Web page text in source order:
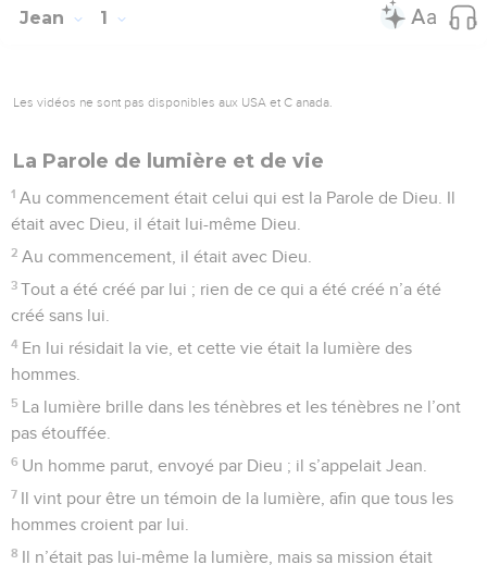
Jean 1
Les vidéos ne sont pas disponibles aux USA et C anada.
La Parole de lumière et de vie
1 Au commencement était celui qui est la Parole de Dieu. Il
était avec Dieu, il était lui-même Dieu.
2 Au commencement, il était avec Dieu.
3 Tout a été créé par lui ; rien de ce qui a été créé n’a été
créé sans lui.
4 En lui résidait la vie, et cette vie était la lumière des
hommes.
5 La lumière brille dans les ténèbres et les ténèbres ne l’ont
pas étouffée.
6 Un homme parut, envoyé par Dieu ; il s’appelait Jean.
7 Il vint pour être un témoin de la lumière, afin que tous les
hommes croient par lui.
8 Il n’était pas lui-même la lumière, mais sa mission était